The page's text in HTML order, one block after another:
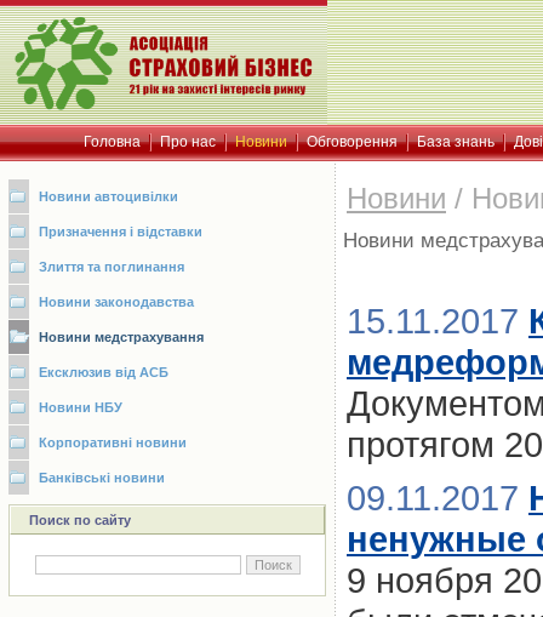
Головна Про нас Новини Обговорення База знань
Новини автоцивілки
Призначення і відставки
Злиття та поглинання
Новини законодавства
Новини медстрахування
Ексклюзив від АСБ
Новини НБУ
Корпоративні новини
Банківські новини
Поиск по сайту
Новини /
Новини
15.11.2017
Документом
протягом
09.11.2017
ненужные
9 ноября